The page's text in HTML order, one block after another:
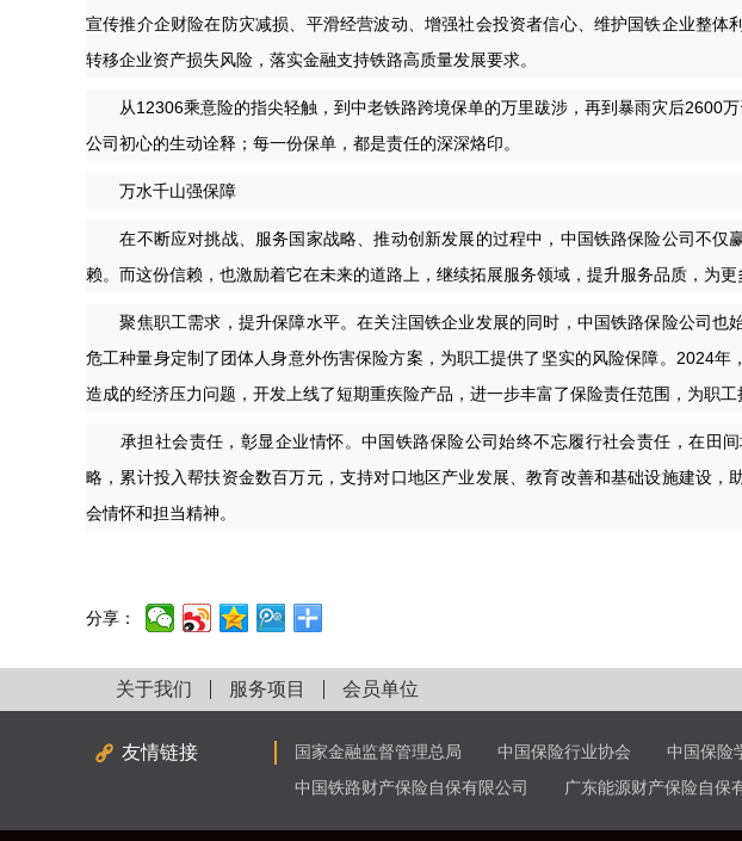
宣传推介企财险在防灾减损、平滑经营波动、增强社会投资者信心、维护国铁企业整
转移企业资产损失风险，落实金融支持铁路高质量发展要求。
从12306乘意险的指尖轻触，到中老铁路跨境保单的万里跋涉，再到暴雨灾后2600万
公司初心的生动诠释；每一份保单，都是责任的深深烙印。
万水千山强保障
在不断应对挑战、服务国家战略、推动创新发展的过程中，中国铁路保险公司不仅
赖。而这份信赖，也激励着它在未来的道路上，继续拓展服务领域，提升服务品质，为更
聚焦职工需求，提升保障水平。在关注国铁企业发展的同时，中国铁路保险公司也
危工种量身定制了团体人身意外伤害保险方案，为职工提供了坚实的风险保障。2024
造成的经济压力问题，开发上线了短期重疾险产品，进一步丰富了保险责任范围，为职工
承担社会责任，彰显企业情怀。中国铁路保险公司始终不忘履行社会责任，在田
略，累计投入帮扶资金数百万元，支持对口地区产业发展、教育改善和基础设施建设，
会情怀和担当精神。
分享：
关于我们 服务项目 会员单位
友情链接 国家金融监督管理总局 中国保险行业协会 中国保险
中国铁路财产保险自保有限公司
广东能源财产保险自保